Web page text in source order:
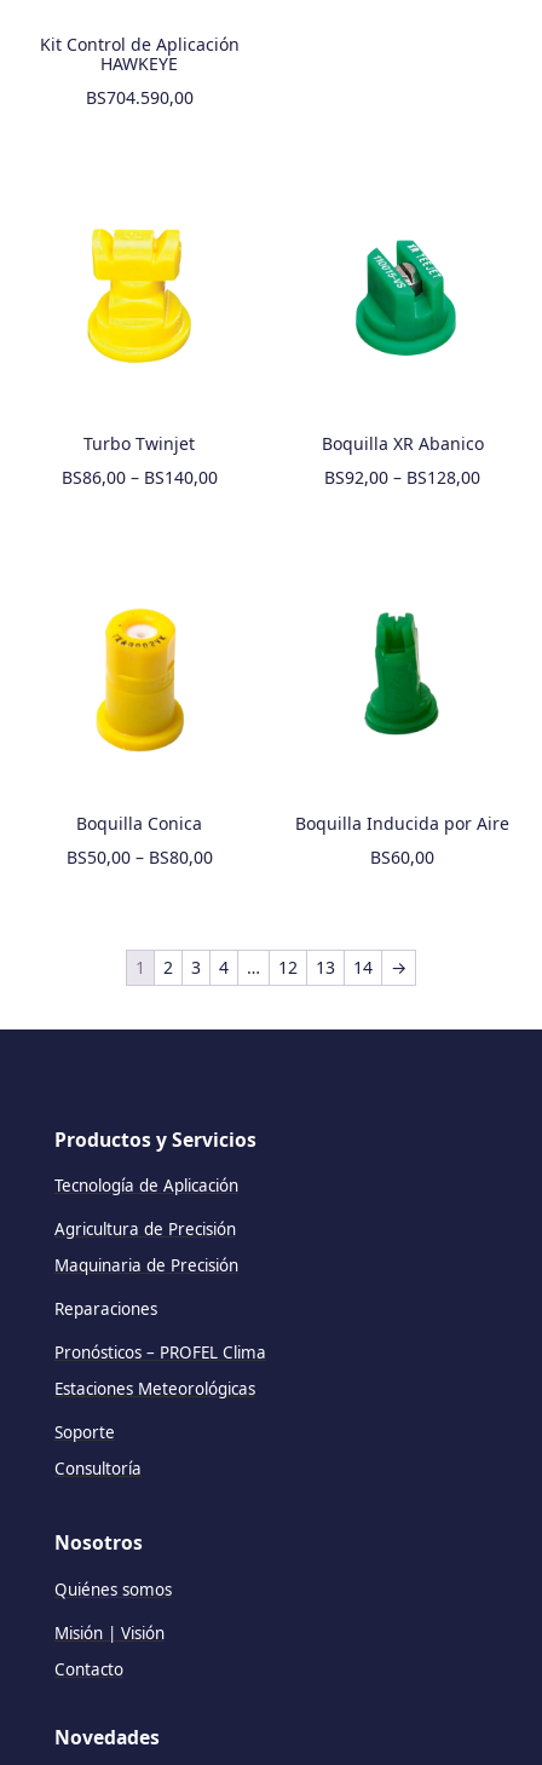
Kit Control de Aplicación
HAWKEYE
BS704.590,00
Turbo Twinjet
BS86,00– BS140,00
Boquilla XR Abanico
BS92,00 – BS128,00
Boquilla Conica
BS50,00– BS80,00
Boquilla Inducida por Aire
BS60,00
1 2 3 4 … 12 13 14 →
Productos y Servicios
Tecnología de Aplicación
Agricultura de Precisión
Maquinaria de Precisión
Reparaciones
Pronósticos – PROFEL Clima
Estaciones Meteorológicas
Soporte
Consultoría
Nosotros
Quiénes somos
Misión | Visión
Contacto
Novedades